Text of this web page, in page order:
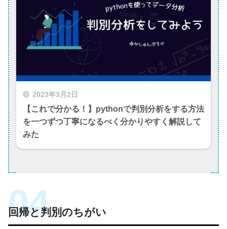
2023年3月2日
【これで分かる！】pythonで判別分析をする方法
を一つずつ丁寧になるべく分かりやすく解説して
みた
回帰と判別のちがい